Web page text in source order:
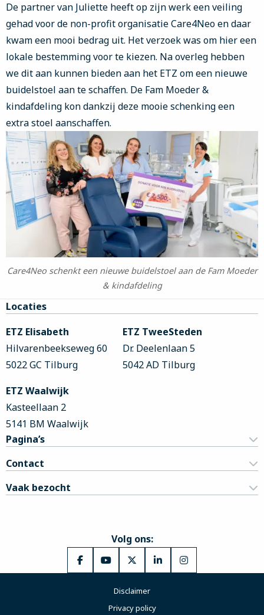
De partner van Juliette heeft op zijn werk een veiling
gehad voor de non-profit organisatie Care4Neo en daar
kwam een mooi bedrag uit. Het verzoek was om hier een
lokale bestemming voor te kiezen. Na overleg hebben
we dit aan kunnen bieden aan het ETZ om een nieuwe
buidelstoel aan te schaffen. De Fam Moeder &
kindafdeling kon dankzij deze mooie schenking een
extra stoel aanschaffen.
Care4Neo schenkt een nieuwe buidelstoel aan de Fam Moeder
& kindafdeling
Site
footer
Locaties
ETZ Elisabeth
Hilvarenbeekseweg 60
5022 GC Tilburg
ETZ TweeSteden
Dr. Deelenlaan 5
5042 AD Tilburg
ETZ Waalwijk
Kasteellaan 2
5141 BM Waalwijk
Pagina’s
Contact
Vaak bezocht
Volg ons:
Ga
Facebook
Ga
YouTube
Ga
X
Ga
Ga
Disclaimer
Privacy policy